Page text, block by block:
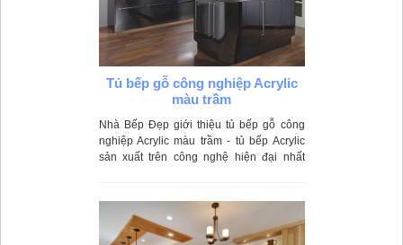
Tủ bếp gỗ công nghiệp Acrylic
màu trầm
Nhà Bếp Đẹp giới thiệu tủ bếp gỗ công
nghiệp Acrylic màu trầm - tủ bếp Acrylic
sản xuất trên công nghệ hiện đại nhất